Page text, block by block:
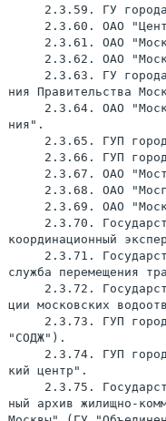
2.3.59. ГУ
2.3.60. ОАО
2.3.61. ОАО
2.3.62. ОАО
2.3.63. ГУ
ния Правительства
2.3.64. ОАО
ния".
2.3.65. ГУП
2.3.66. ГУП
2.3.67. ОАО
2.3.68. ОАО
2.3.69. ОАО
2.3.70.
координационный
2.3.71.
служба перемещения
2.3.72.
ции московских
2.3.73. ГУП
"СОДЖ").
2.3.74. ГУП
кий центр".
2.3.75.
ный архив жилищно-